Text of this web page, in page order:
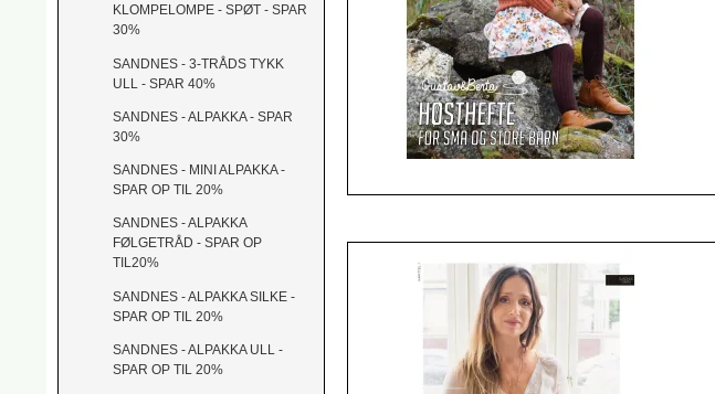
KLOMPELOMPE - SPØT - SPAR
30%
SANDNES - 3-TRÅDS TYKK
ULL - SPAR 40%
SANDNES - ALPAKKA - SPAR
30%
SANDNES - MINI ALPAKKA -
SPAR OP TIL 20%
SANDNES - ALPAKKA
FØLGETRÅD - SPAR OP
TIL20%
SANDNES - ALPAKKA SILKE -
SPAR OP TIL 20%
SANDNES - ALPAKKA ULL -
SPAR OP TIL 20%